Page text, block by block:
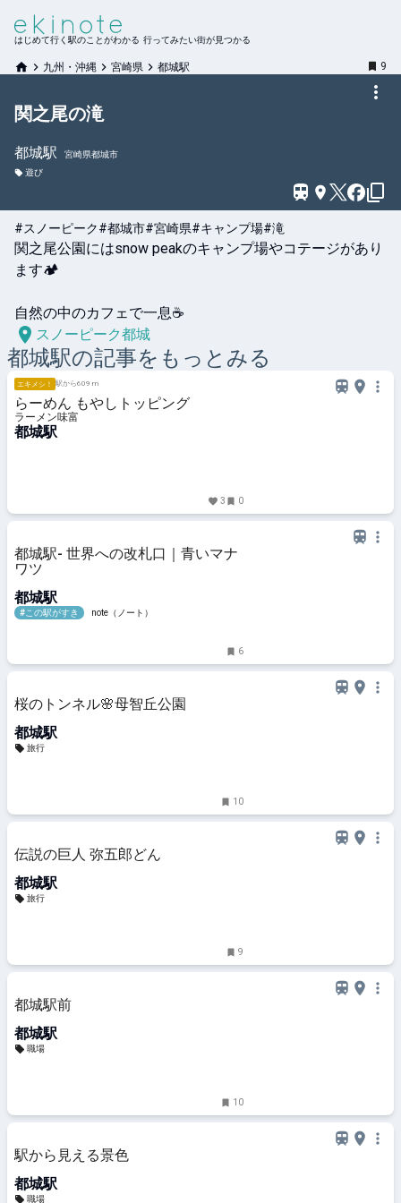
はじめて行く駅のことがわかる 行ってみたい街が見つかる
九州・沖縄 宮崎県 都城駅 9
関之尾の滝
都城駅
宮崎県都城市
遊び
#スノーピーク#都城市#宮崎県#キャンプ場#滝
関之尾公園にはsnow peakのキャンプ場やコテージがあり
ます🏕️
自然の中のカフェで一息☕️
スノーピーク都城
都城駅の記事をもっとみる
エキメシ！ 駅から609 m
らーめん もやしトッピング
ラーメン味富
都城駅
3 0
都城駅- 世界への改札口｜青いマナ
ワツ
都城駅
#この駅がすき note（ノート）
6
桜のトンネル🌸母智丘公園
都城駅
旅行
10
伝説の巨人 弥五郎どん
都城駅
旅行
9
都城駅前
都城駅
職場
10
駅から見える景色
都城駅
職場